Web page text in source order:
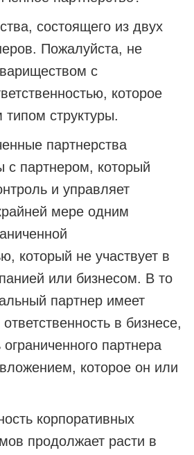
состоящего из двух
Пожалуйста, не
с
которое
типом структуры.
партнерства
с партнером, который
и управляет
мере одним
который не участвует в
или бизнесом. В то
партнер имеет
в бизнесе,
ограниченного партнера
которое он или
корпоративных
продолжает расти в